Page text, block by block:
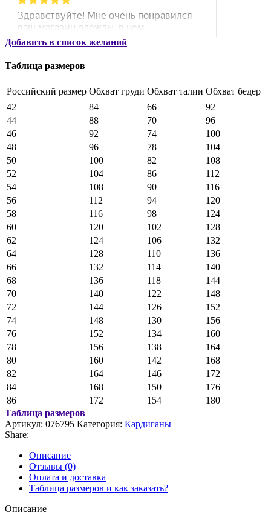
Добавить в список желаний
Таблица размеров
Российский размер Обхват груди Обхват талии Обхват бедер
42
84 66
92
44
88 70
96
46
92 74
100
48
96 78
104
50
100 82
108
52
104 86
112
54
108 90
116
56
112 94
120
58
116 98
124
60
120 102
128
62
124 106
132
64
128 110
136
66
132 114
140
68
136 118
144
70
140 122
148
72
144 126
152
74
148 130
156
76
152 134
160
78
156 138
164
80
160 142
168
82
164 146
172
84
168 150
176
86
172 154
180
Таблица размеров
Артикул: 076795 Категория: Кардиганы
Share:
Описание
Отзывы (0)
Оплата и доставка
Таблица размеров и как заказать?
Описание